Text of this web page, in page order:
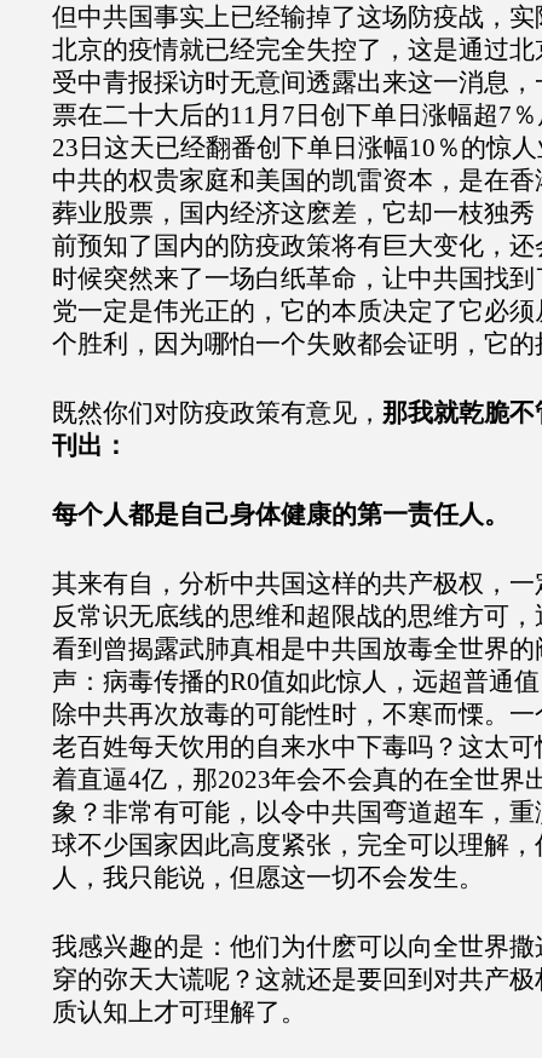
但中共国事实上已经输掉了这场防疫战，
北京的疫情就已经完全失控了，这是通过
受中青报採访时无意间透露出来这一消息
票在二十大后的11月7日创下单日涨幅超7
23日这天已经翻番创下单日涨幅10％的惊
中共的权贵家庭和美国的凯雷资本，是在
葬业股票，国内经济这麽差，它却一枝独
前预知了国内的防疫政策将有巨大变化，
时候突然来了一场白纸革命，让中共国找
党一定是伟光正的，它的本质决定了它必
个胜利，因为哪怕一个失败都会证明，它
既然你们对防疫政策有意见， 那我就乾脆
刊出：
每个人都是自己身体健康的第一责任人。
其来有自，分析中共国这样的共产极权，
反常识无底线的思维和超限战的思维方可，
看到曾揭露武肺真相是中共国放毒全世界
声：病毒传播的R0值如此惊人，远超普通
除中共再次放毒的可能性时，不寒而慄。
老百姓每天饮用的自来水中下毒吗？这太
着直逼4亿，那2023年会不会真的在全世界
象？非常有可能，以令中共国弯道超车，
球不少国家因此高度紧张，完全可以理解
人，我只能说，但愿这一切不会发生。
我感兴趣的是：他们为什麽可以向全世界
穿的弥天大谎呢？这就还是要回到对共产
质认知上才可理解了。